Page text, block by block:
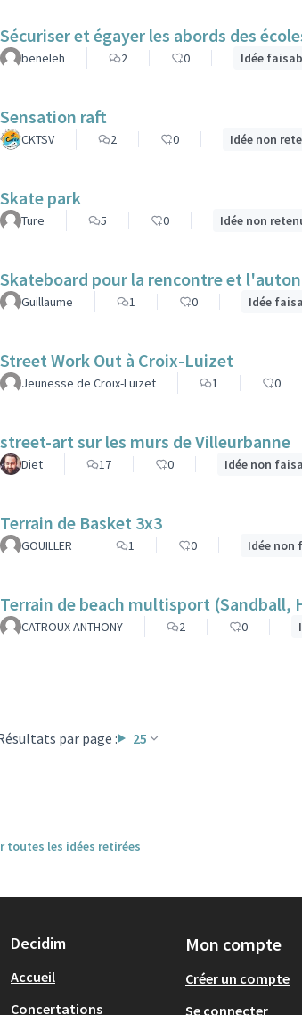
Sécuriser et égayer les abords des
beneleh 2 0 Idée
Sensation raft
CKTSV 2 0 Idée non
Skate park
Ture 5 0 Idée non
Skateboard pour la rencontre et
Guillaume 1 0 Idée
Street Work Out à Croix-Luizet
Jeunesse de Croix-Luizet 1 0
street-art sur les murs de Villeurbanne
Diet 17 0 Idée non
Terrain de Basket 3x3
GOUILLER 1 0 Idée non
Terrain de beach multisport
CATROUX ANTHONY 2 0
par page : 25
toutes les idées retirées
Decidim
Accueil
Concertations
Mon compte
Créer un compte
Se connecter